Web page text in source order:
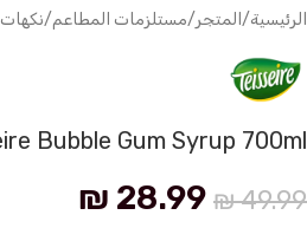
الرئيسية/ المتجر/مستلزمات المطاعم/
Bubble Gum Syrup 700ml
₪49.99
₪ 28.99